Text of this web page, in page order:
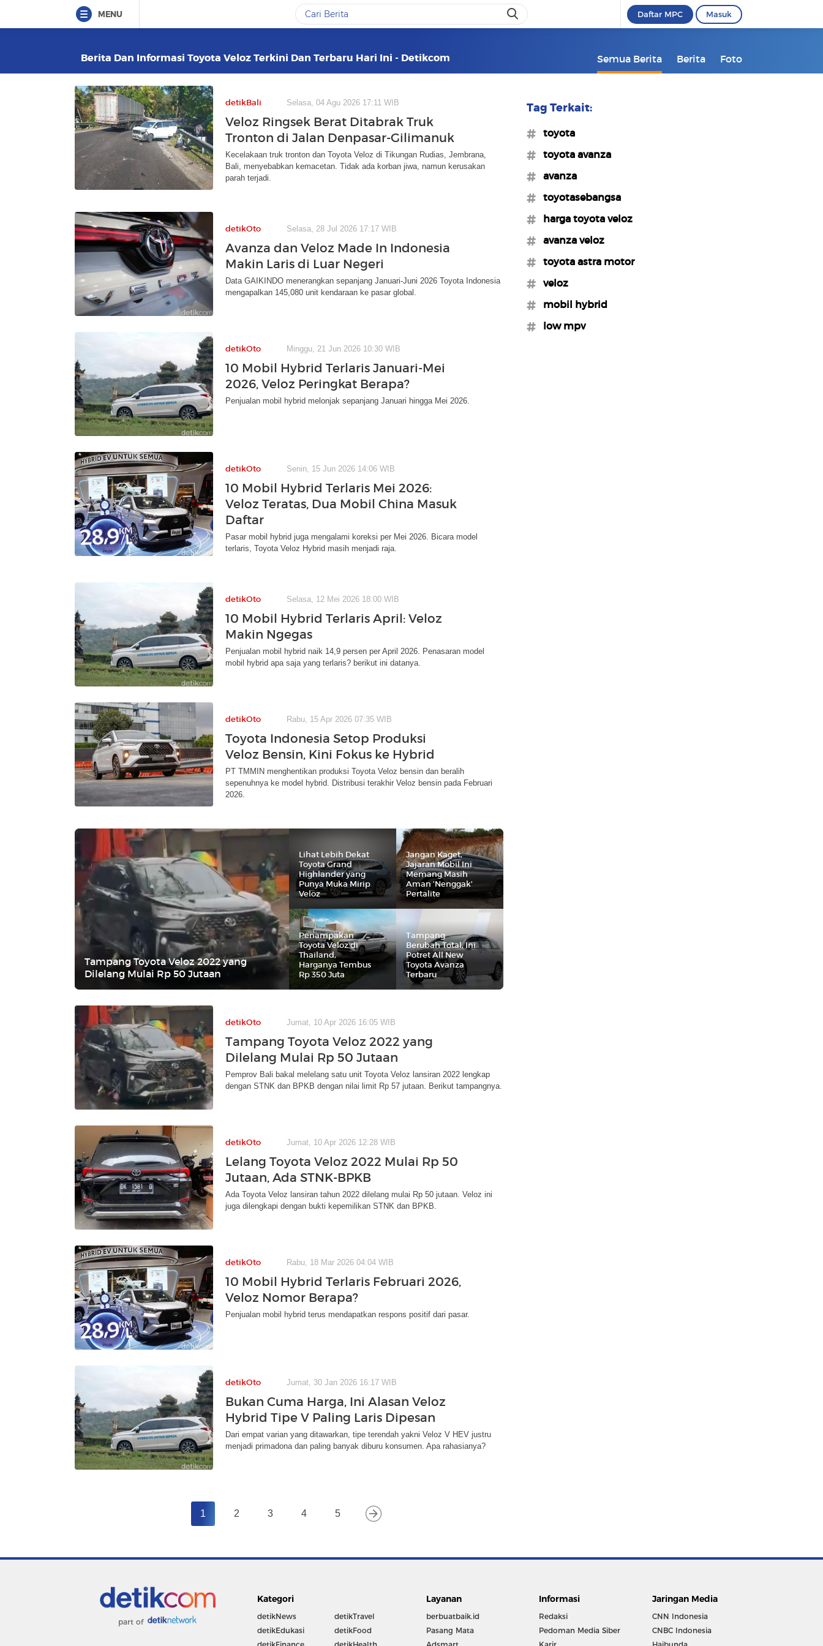
MENU Daftar MPC Masuk
Berita Dan Informasi Toyota Veloz Terkini Dan Terbaru Hari Ini - Detikcom Semua Berita Berita Foto
detikBali Selasa, 04 Agu 2026 17:11 WIB
Veloz Ringsek Berat Ditabrak Truk
Tronton di Jalan Denpasar-Gilimanuk
Kecelakaan truk tronton dan Toyota Veloz di Tikungan Rudias, Jembrana,
Bali, menyebabkan kemacetan. Tidak ada korban jiwa, namun kerusakan
parah terjadi.
detikOto Selasa, 28 Jul 2026 17:17 WIB
Avanza dan Veloz Made In Indonesia
Makin Laris di Luar Negeri
Data GAIKINDO menerangkan sepanjang Januari-Juni 2026 Toyota Indonesia
mengapalkan 145,080 unit kendaraan ke pasar global.
detikOto Minggu, 21 Jun 2026 10:30 WIB
10 Mobil Hybrid Terlaris Januari-Mei
2026, Veloz Peringkat Berapa?
Penjualan mobil hybrid melonjak sepanjang Januari hingga Mei 2026.
detikOto Senin, 15 Jun 2026 14:06 WIB
10 Mobil Hybrid Terlaris Mei 2026:
Veloz Teratas, Dua Mobil China Masuk
Daftar
Pasar mobil hybrid juga mengalami koreksi per Mei 2026. Bicara model
terlaris, Toyota Veloz Hybrid masih menjadi raja.
detikOto Selasa, 12 Mei 2026 18:00 WIB
10 Mobil Hybrid Terlaris April: Veloz
Makin Ngegas
Penjualan mobil hybrid naik 14,9 persen per April 2026. Penasaran model
mobil hybrid apa saja yang terlaris? berikut ini datanya.
detikOto Rabu, 15 Apr 2026 07:35 WIB
Toyota Indonesia Setop Produksi
Veloz Bensin, Kini Fokus ke Hybrid
PT TMMIN menghentikan produksi Toyota Veloz bensin dan beralih
sepenuhnya ke model hybrid. Distribusi terakhir Veloz bensin pada Februari
2026.
Tampang Toyota Veloz 2022 yang
Dilelang Mulai Rp 50 Jutaan
Lihat Lebih Dekat
Toyota Grand
Highlander yang
Punya Muka Mirip
Veloz
Jangan Kaget,
Jajaran Mobil Ini
Memang Masih
Aman 'Nenggak'
Pertalite
Penampakan
Toyota Veloz di
Thailand,
Harganya Tembus
Rp 350 Juta
Tampang
Berubah Total, Ini
Potret All New
Toyota Avanza
Terbaru
detikOto Jumat, 10 Apr 2026 16:05 WIB
Tampang Toyota Veloz 2022 yang
Dilelang Mulai Rp 50 Jutaan
Pemprov Bali bakal melelang satu unit Toyota Veloz lansiran 2022 lengkap
dengan STNK dan BPKB dengan nilai limit Rp 57 jutaan. Berikut tampangnya.
detikOto Jumat, 10 Apr 2026 12:28 WIB
Lelang Toyota Veloz 2022 Mulai Rp 50
Jutaan, Ada STNK-BPKB
Ada Toyota Veloz lansiran tahun 2022 dilelang mulai Rp 50 jutaan. Veloz ini
juga dilengkapi dengan bukti kepemilikan STNK dan BPKB.
detikOto Rabu, 18 Mar 2026 04:04 WIB
10 Mobil Hybrid Terlaris Februari 2026,
Veloz Nomor Berapa?
Penjualan mobil hybrid terus mendapatkan respons positif dari pasar.
detikOto Jumat, 30 Jan 2026 16:17 WIB
Bukan Cuma Harga, Ini Alasan Veloz
Hybrid Tipe V Paling Laris Dipesan
Dari empat varian yang ditawarkan, tipe terendah yakni Veloz V HEV justru
menjadi primadona dan paling banyak diburu konsumen. Apa rahasianya?
1 2 3 4 5
Tag Terkait:
#toyota
#toyota avanza
#avanza
#toyotasebangsa
#harga toyota veloz
#avanza veloz
#toyota astra motor
#veloz
#mobil hybrid
#low mpv
part of
Kategori
detikNews
detikEdukasi
detikTravel
detikFood
Layanan
berbuatbaik.id
Pasang Mata
Informasi
Redaksi
Pedoman Media Siber
Jaringan Media
CNN Indonesia
CNBC Indonesia